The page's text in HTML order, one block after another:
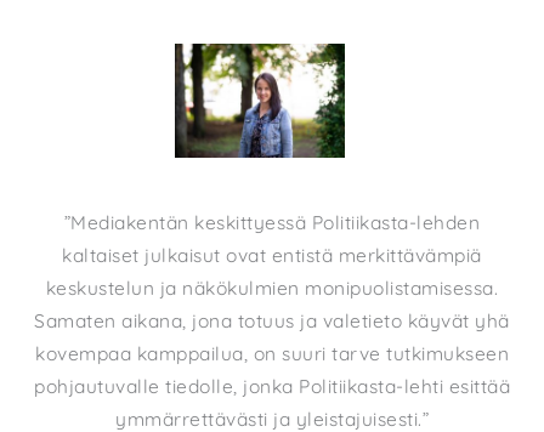
”Mediakentän keskittyessä Politiikasta-lehden
kaltaiset julkaisut ovat entistä merkittävämpiä
keskustelun ja näkökulmien monipuolistamisessa.
Samaten aikana, jona totuus ja valetieto käyvät yhä
kovempaa kamppailua, on suuri tarve tutkimukseen
pohjautuvalle tiedolle, jonka Politiikasta-lehti esittää
ymmärrettävästi ja yleistajuisesti.”